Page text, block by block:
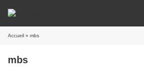
Accueil » mbs
mbs